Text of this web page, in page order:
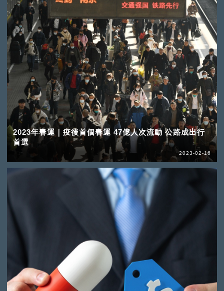
2023年春運｜疫後首個春運 47億人次流動 公路成出行
首選
2023-02-16